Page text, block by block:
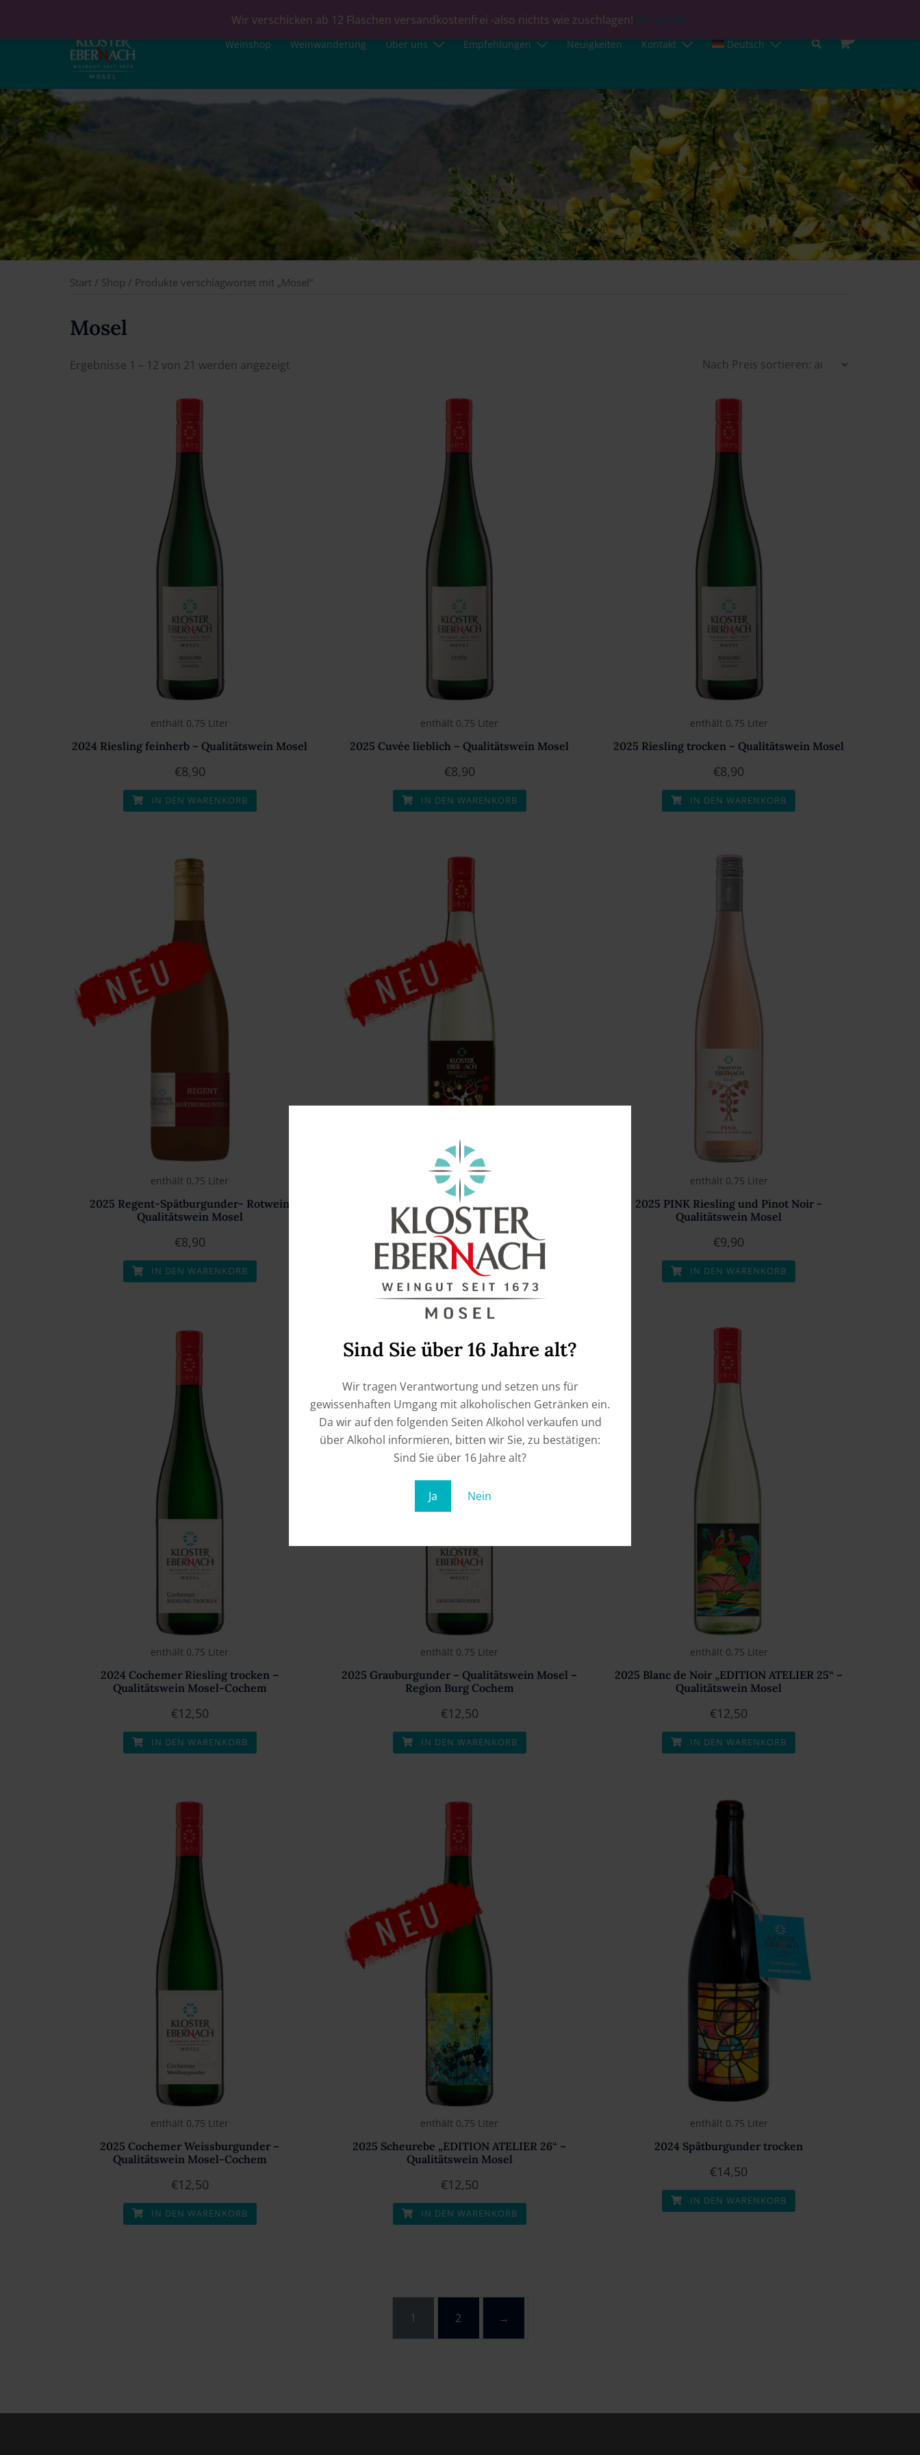
Sind Sie über 16 Jahre alt?
Wir tragen Verantwortung und setzen uns für
gewissenhaften Umgang mit alkoholischen Getränken ein.
Da wir auf den folgenden Seiten Alkohol verkaufen und
über Alkohol informieren, bitten wir Sie, zu bestätigen:
Sind Sie über 16 Jahre alt?
Ja Nein
Wir verschicken ab 12 Flaschen versandkostenfrei -also nichts wie zuschlagen! Verwerfen
Weinshop Weinwanderung Über uns Empfehlungen Neuigkeiten Kontakt Deutsch
0
Start / Shop / Produkte verschlagwortet mit „Mosel“
Mosel
Ergebnisse 1 – 12 von 21 werden angezeigt
enthält 0,75 Liter
2024 Riesling feinherb – Qualitätswein Mosel
€8,90
IN DEN WARENKORB
enthält 0,75 Liter
2025 Cuvée lieblich – Qualitätswein Mosel
€8,90
IN DEN WARENKORB
enthält 0,75 Liter
2025 Riesling trocken – Qualitätswein Mosel
€8,90
IN DEN WARENKORB
enthält 0,75 Liter
2025 Regent-Spätburgunder- Rotwein
Qualitätswein Mosel
€8,90
IN DEN WARENKORB
enthält 0,75Liter
2025 Rot-Gold -Roter Riesling & Goldriesling
– Qualitätswein Mosel
€9,90
IN DEN WARENKORB
enthält 0,75 Liter
2025 PINK Riesling und Pinot Noir -
Qualitätswein Mosel
€9,90
IN DEN WARENKORB
enthält 0,75 Liter
2024 Cochemer Riesling trocken –
Qualitätswein Mosel-Cochem
€12,50
IN DEN WARENKORB
enthält 0,75 Liter
2025 Grauburgunder – Qualitätswein Mosel –
Region Burg Cochem
€12,50
IN DEN WARENKORB
enthält 0,75 Liter
2025 Blanc de Noir „EDITION ATELIER 25“ –
Qualitätswein Mosel
€12,50
IN DEN WARENKORB
enthält 0,75 Liter
2025 Cochemer Weissburgunder –
Qualitätswein Mosel-Cochem
€12,50
IN DEN WARENKORB
enthält 0,75 Liter
2025 Scheurebe „EDITION ATELIER 26“ –
Qualitätswein Mosel
€12,50
IN DEN WARENKORB
enthält 0,75 Liter
2024 Spätburgunder trocken
€14,50
IN DEN WARENKORB
1 2 →